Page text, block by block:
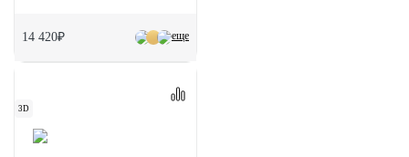
еще
14 420₽
3D